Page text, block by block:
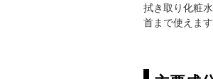
拭き取り化粧
首まで使えま